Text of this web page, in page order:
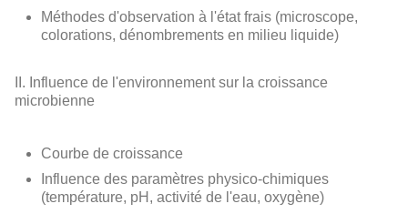
Méthodes d'observation à l'état frais (microscope,
colorations, dénombrements en milieu liquide)
II. Influence de l'environnement sur la croissance
microbienne
Courbe de croissance
Influence des paramètres physico-chimiques
(température, pH, activité de l'eau, oxygène)